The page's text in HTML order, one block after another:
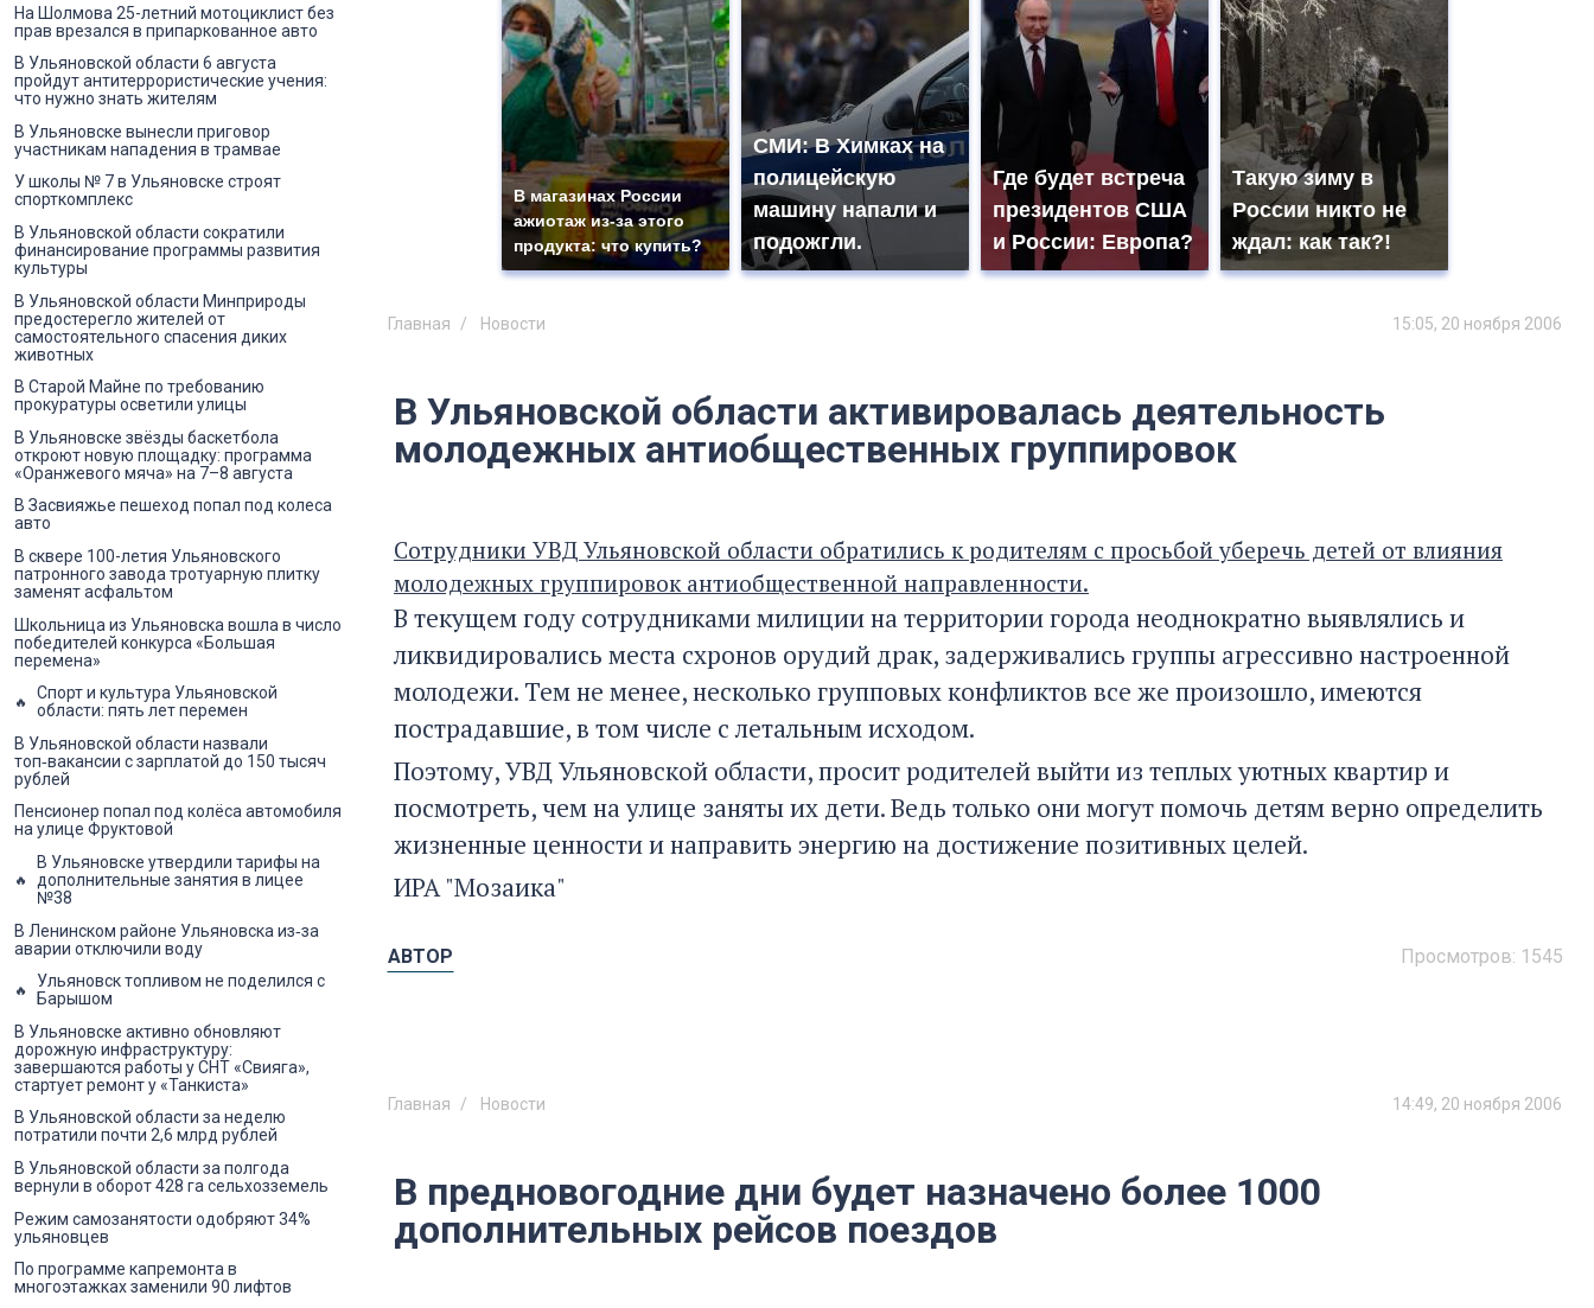
В магазинах России
ажиотаж из-за этого
продукта: что купить?
СМИ: В Химках на
полицейскую
машину напали и
подожгли.
Где будет встреча
президентов США
и России: Европа?
Такую зиму в
России никто не
ждал: как так?!
Главная Новости 15:05, 20 ноября 2006
В Ульяновской области активировалась деятельность
молодежных антиобщественных группировок
Сотрудники УВД Ульяновской области обратились к родителям с просьбой уберечь детей от влияния
молодежных группировок антиобщественной направленности.
В текущем году сотрудниками милиции на территории города неоднократно выявлялись и
ликвидировались места схронов орудий драк, задерживались группы агрессивно настроенной
молодежи. Тем не менее, несколько групповых конфликтов все же произошло, имеются
пострадавшие, в том числе с летальным исходом.
Поэтому, УВД Ульяновской области, просит родителей выйти из теплых уютных квартир и
посмотреть, чем на улице заняты их дети. Ведь только они могут помочь детям верно определить
жизненные ценности и направить энергию на достижение позитивных целей.
ИРА "Мозаика"
Просмотров: 1545
АВТОР
Главная Новости 14:49, 20 ноября 2006
В предновогодние дни будет назначено более 1000
дополнительных рейсов поездов
На Шолмова 25-летний мотоциклист без
прав врезался в припаркованное авто
В Ульяновской области 6 августа
пройдут антитеррористические учения:
что нужно знать жителям
В Ульяновске вынесли приговор
участникам нападения в трамвае
У школы № 7 в Ульяновске строят
спорткомплекс
В Ульяновской области сократили
финансирование программы развития
культуры
В Ульяновской области Минприроды
предостерегло жителей от
самостоятельного спасения диких
животных
В Старой Майне по требованию
прокуратуры осветили улицы
В Ульяновске звёзды баскетбола
откроют новую площадку: программа
«Оранжевого мяча» на 7–8 августа
В Засвияжье пешеход попал под колеса
авто
В сквере 100-летия Ульяновского
патронного завода тротуарную плитку
заменят асфальтом
Школьница из Ульяновска вошла в число
победителей конкурса «Большая
перемена»
Спорт и культура Ульяновской
области: пять лет перемен
В Ульяновской области назвали
топ‑вакансии с зарплатой до 150 тысяч
рублей
Пенсионер попал под колёса автомобиля
на улице Фруктовой
В Ульяновске утвердили тарифы на
дополнительные занятия в лицее
№38
В Ленинском районе Ульяновска из‑за
аварии отключили воду
Ульяновск топливом не поделился с
Барышом
В Ульяновске активно обновляют
дорожную инфраструктуру:
завершаются работы у СНТ «Свияга»,
стартует ремонт у «Танкиста»
В Ульяновской области за неделю
потратили почти 2,6 млрд рублей
В Ульяновской области за полгода
вернули в оборот 428 га сельхозземель
Режим самозанятости одобряют 34%
ульяновцев
По программе капремонта в
многоэтажках заменили 90 лифтов